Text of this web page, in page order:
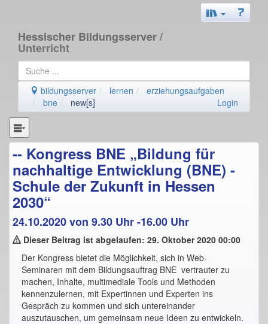
Hessischer Bildungsserver/
Unterricht
bildungsserver lernen
erziehungsaufgaben
bne
new[s] Login
-- Kongress BNE „Bildung für
nachhaltige Entwicklung (BNE) -
Schule der Zukunft in Hessen
2030“
24.10.2020 von 9.30 Uhr -16.00 Uhr
Dieser Beitrag ist abgelaufen: 29. Oktober 2020 00:00
Der Kongress bietet die Möglichkeit, sich in Web-
Seminaren mit dem Bildungsauftrag BNE vertrauter zu
machen, Inhalte, multimediale Tools und Methoden
kennenzulernen, mit Expertinnen und Experten ins
Gespräch zu kommen und sich untereinander
auszutauschen, um gemeinsam neue Ideen zu entwickeln.